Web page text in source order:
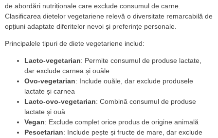
de abordări nutriționale care exclude consumul de carne.
Clasificarea dietelor vegetariene relevă o diversitate remarcabilă de
opțiuni adaptate diferitelor nevoi și preferințe personale.
Principalele tipuri de diete vegetariene includ:
Lacto-vegetarian: Permite consumul de produse lactate,
dar exclude carnea și ouăle
Ovo-vegetarian: Include ouăle, dar exclude produsele
lactate și carnea
Lacto-ovo-vegetarian: Combină consumul de produse
lactate și ouă
Vegan: Exclude complet orice produs de origine animală
Pescetarian: Include pește și fructe de mare, dar exclude